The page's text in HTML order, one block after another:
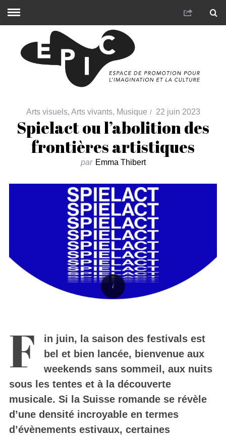
Arts visuels, Arts vivants, Musique 22 juin 2023
Spielact ou l’abolition des
frontières artistiques
par Emma Thibert
F
in juin, la saison des festivals est
bel et bien lancée, bienvenue aux
weekends sans sommeil, aux nuits
sous les tentes et à la découverte
musicale. Si la Suisse romande se révèle
d’une densité incroyable en termes
d’évènements estivaux, certaines